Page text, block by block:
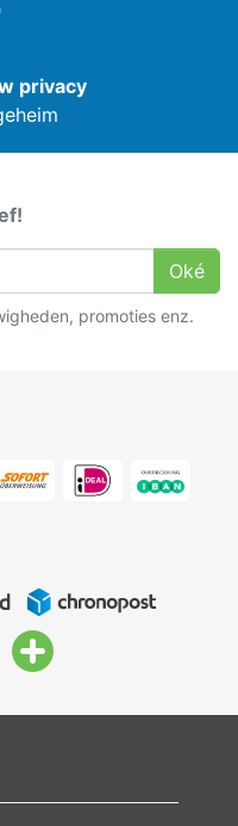
privacy
Oké
promoties enz.